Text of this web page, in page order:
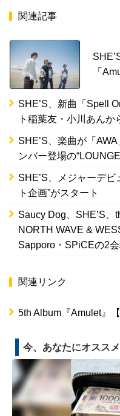
関連記事
「
SHE’S、新曲「Spell
ト稲葉友・小川あんか
SHE’S、楽曲が「
ンバー登場の
SHE’S、メジャーデビ
ト企画”がスタート
Saucy Dog、SHE’S、
NORTH WAVE &
Sapporo・SPiCEの2
関連リンク
5th Album『Amulet』
今、あなたにオススメ